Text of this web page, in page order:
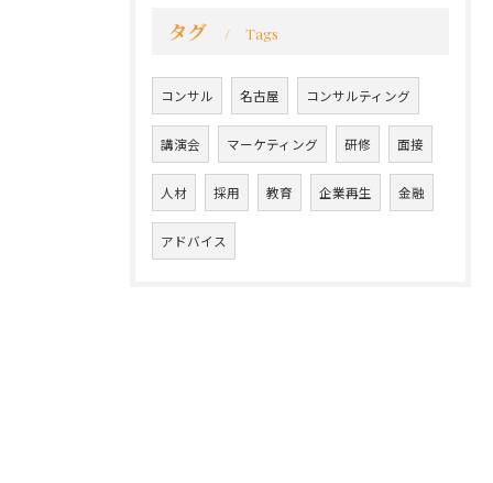
タグ Tags
コンサル 名古屋 コンサルティング
講演会 マーケティング 研修 面接
人材 採用 教育 企業再生 金融
アドバイス